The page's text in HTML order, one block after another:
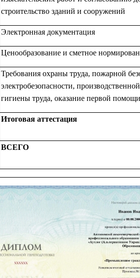
строительство зданий и сооружений
Электронная документация
Ценообразование и сметное
Требования охраны труда, пожарной
электробезопасности,
гигиены труда, оказание первой помощи
Итоговая аттестация
ВСЕГО